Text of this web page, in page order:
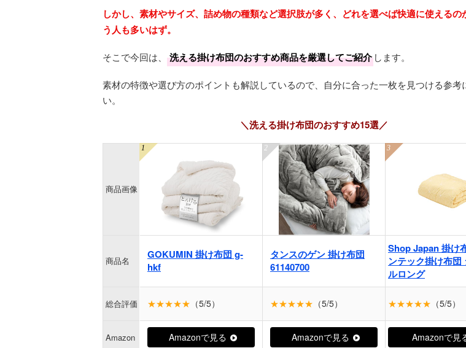
しかし、素材やサイズ、詰め物の種類など選択肢が多く、どれを選べば快適に使えるの
う人も多いはず。
そこで今回は、 洗える掛け布団のおすすめ商品を厳選してご紹介 します。
素材の特徴や選び方のポイントも解説しているので、自分に合った一枚を見つける参考
い。
＼洗える掛け布団のおすすめ15選／
商品画像
商品名
GOKUMIN 掛け布団 g-
hkf
タンスのゲン 掛け布団
61140700
Shop Japan 掛け
ンテック掛け布団
ルロング
総合評価 ★★★★★ （5/5） ★★★★★ （5/5） ★★★★★ （5/5）
Amazon Amazonで見る Amazonで見る Amazonで見